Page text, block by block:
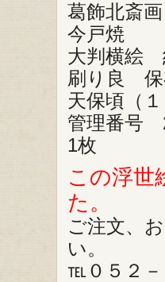
葛飾北斎画
今戸焼
大判横絵
刷り良
天保頃（１
管理番号
1枚
この浮世
た。
ご注文、
い。
℡０５２